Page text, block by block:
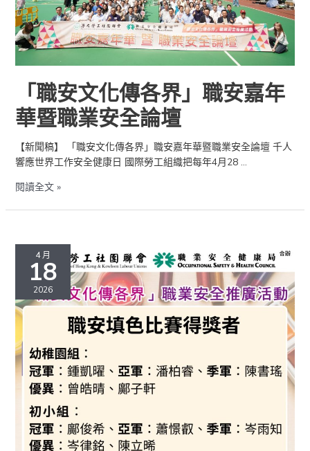
「職安文化傳各界」職安嘉年
華暨職業安全論壇
【新聞稿】 「職安文化傳各界」職安嘉年華暨職業安全論壇 千人
響應世界工作安全健康日 國際勞工組織把每年4月28 …
嘉
年
華
暨
職
全
壇
閱讀全文 »
4 月
18
2026
及
標
比
賽
得